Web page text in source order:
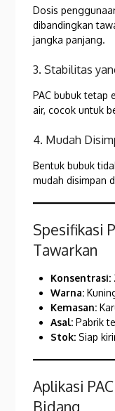
Dosis
dibandingkan
jangka panjang.
3. Stabilitas
PAC bubuk tetap
air, cocok untuk
4. Mudah
Bentuk bubuk
mudah disimpan
Spesifikasi
Tawarkan
Konsentrasi:
Warna:
Kemasan:
Asal: Pabrik
Stok: Siap
Aplikasi
Bidang